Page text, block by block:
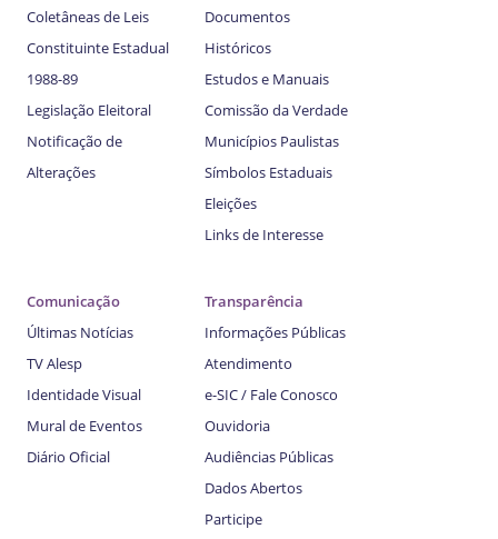
Coletâneas de Leis
Constituinte Estadual
1988-89
Legislação Eleitoral
Notificação de
Alterações
Documentos
Históricos
Estudos e Manuais
Comissão da Verdade
Municípios Paulistas
Símbolos Estaduais
Eleições
Links de Interesse
Comunicação
Últimas Notícias
TV Alesp
Identidade Visual
Mural de Eventos
Diário Oficial
Transparência
Informações Públicas
Atendimento
e-SIC / Fale Conosco
Ouvidoria
Audiências Públicas
Dados Abertos
Participe